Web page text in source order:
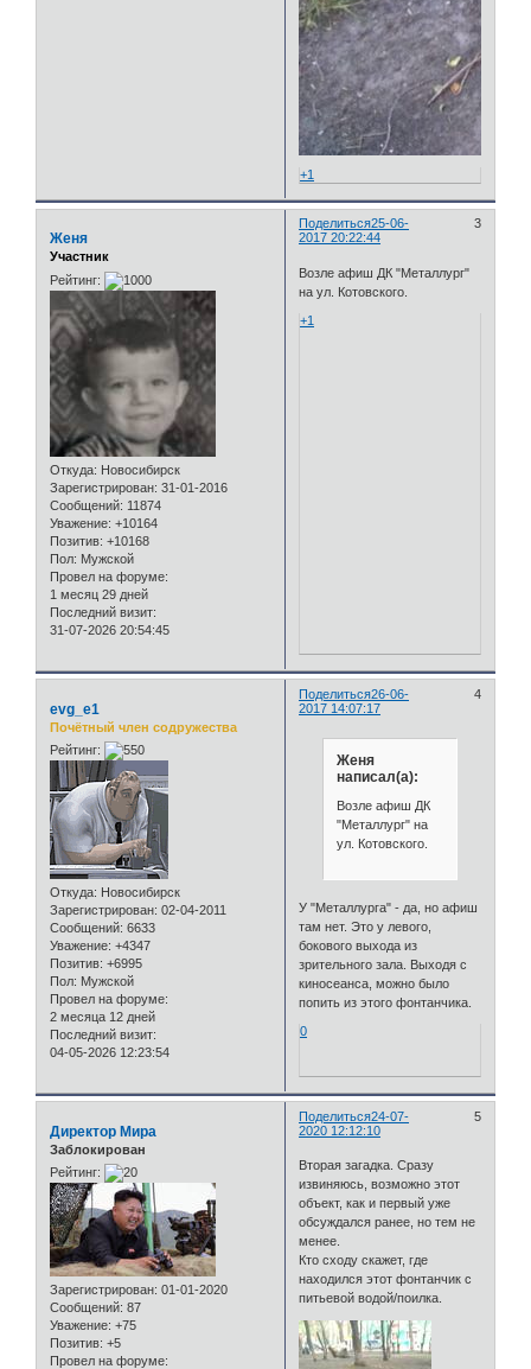
+1
Поделиться 3
25-06-
2017 20:22:44
Женя
Участник
Рейтинг:
Откуда: Новосибирск
Зарегистрирован: 31-01-2016
Сообщений: 11874
Уважение: +10164
Позитив: +10168
Пол: Мужской
Провел на форуме:
1 месяц 29 дней
Последний визит:
31-07-2026 20:54:45
Возле афиш ДК "Металлург"
на ул. Котовского.
+1
Поделиться 4
26-06-
2017 14:07:17
evg_e1
Почётный член содружества
Рейтинг:
Откуда: Новосибирск
Зарегистрирован: 02-04-2011
Сообщений: 6633
Уважение: +4347
Позитив: +6995
Пол: Мужской
Провел на форуме:
2 месяца 12 дней
Последний визит:
04-05-2026 12:23:54
Женя
написал(а):
Возле афиш ДК
"Металлург" на
ул. Котовского.
У "Металлурга" - да, но афиш
там нет. Это у левого,
бокового выхода из
зрительного зала. Выходя с
киносеанса, можно было
попить из этого фонтанчика.
0
Поделиться 5
24-07-
2020 12:12:10
Директор Мира
Заблокирован
Рейтинг:
Зарегистрирован: 01-01-2020
Сообщений: 87
Уважение: +75
Позитив: +5
Провел на форуме:
Вторая загадка. Сразу
извиняюсь, возможно этот
объект, как и первый уже
обсуждался ранее, но тем не
менее.
Кто сходу скажет, где
находился этот фонтанчик с
питьевой водой/поилка.